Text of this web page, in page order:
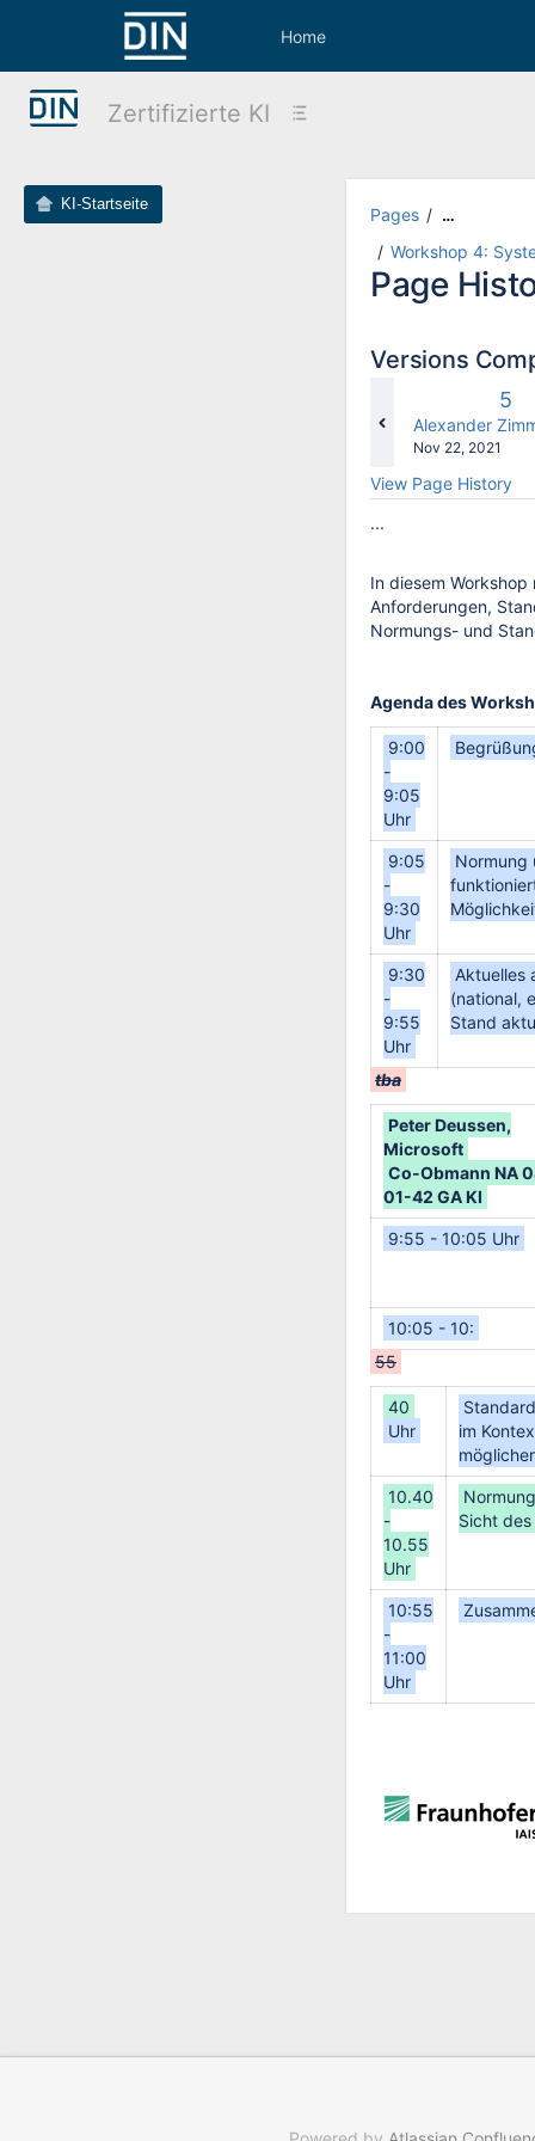
assistive.skiplink.to.breadcrumbs
assistive.skiplink.to.header.menu
Home
Zertifizierte KI
KI-Startseite
Pages …
Workshop 4:
Page
Versions
Old
5
Alexander
Saved
Nov 22, 2021
View Page History
...
In diesem
Anforderungen,
Normungs- und
Agenda des
9:00
-
9:05
Uhr
9:05
-
9:30
Uhr
Normung
9:30
-
9:55
Uhr
Aktuelles
(national,
Stand
tba
Peter Deussen,
Microsoft
Co-Obmann NA
01-42 GA KI
9:55 - 10:05 Uhr
10:05 - 10:
55
40
Uhr
im
10.40
-
10.55
Uhr
Sicht des
10:55
-
11:00
Uhr